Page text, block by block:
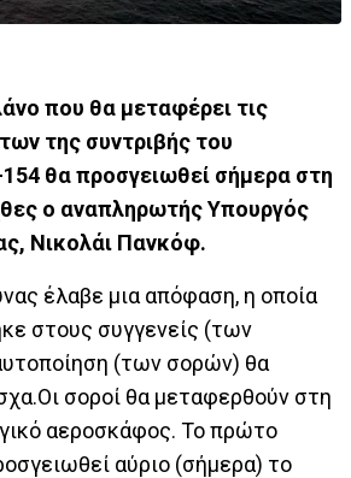
που θα μεταφέρει τις
της συντριβής του
θα προσγειωθεί σήμερα στη
ο αναπληρωτής Υπουργός
Νικολάι Πανκόφ.
έλαβε μια απόφαση, η οποία
στους συγγενείς (των
(των σορών) θα
σοροί θα μεταφερθούν στη
αεροσκάφος. Το πρώτο
αύριο (σήμερα) το